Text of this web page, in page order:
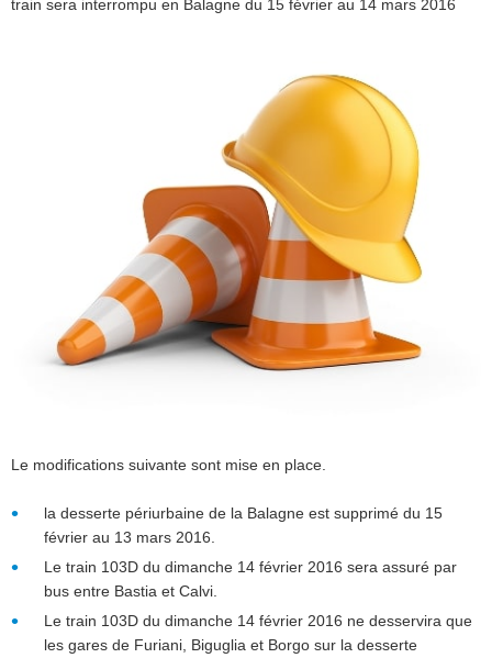
train sera interrompu en Balagne du 15 février au 14 mars 2016
Le modifications suivante sont mise en place.
la desserte périurbaine de la Balagne est supprimé du 15
février au 13 mars 2016.
Le train 103D du dimanche 14 février 2016 sera assuré par
bus entre Bastia et Calvi.
Le train 103D du dimanche 14 février 2016 ne desservira que
les gares de Furiani, Biguglia et Borgo sur la desserte